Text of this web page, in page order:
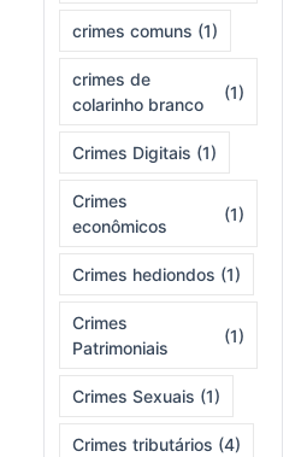
crimes comuns (1)
crimes de
colarinho branco
(1)
Crimes Digitais (1)
Crimes
econômicos
(1)
Crimes hediondos (1)
Crimes
Patrimoniais
(1)
Crimes Sexuais (1)
Crimes tributários (4)